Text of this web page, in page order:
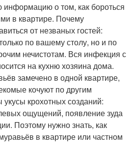
о том, как бороться
в квартире. Почему
от незваных гостей:
по вашему столу, но и по
нечистотам. Вся инфекция с
на кухню хозяина дома.
замечено в одной квартире,
кочуют по другим
крохотных созданий:
ощущений, появление зуда
Поэтому нужно знать, как
в квартире или частном